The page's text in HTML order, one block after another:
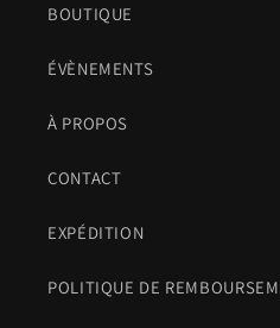
BOUTIQUE
ÉVÈNEMENTS
À PROPOS
CONTACT
EXPÉDITION
POLITIQUE DE